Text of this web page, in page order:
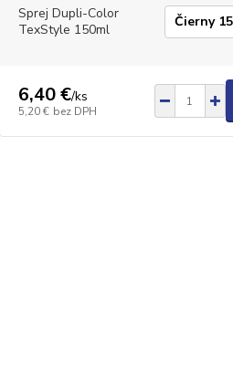
Sprej Dupli-Color
TexStyle 150ml
6,40 €/ks
5,20 € bez DPH